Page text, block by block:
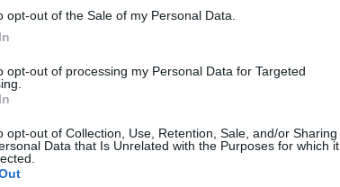
opt-out of the Sale of my Personal Data.
opt-out of processing my Personal Data for Targeted
opt-out of Collection, Use, Retention, Sale, and/or Sharing
Data that Is Unrelated with the Purposes for which it
del virus que circulan en China son las que ya
«
Control de Enfermedades
significativamente la situación epidemiológica de
de la OMS en este momento».